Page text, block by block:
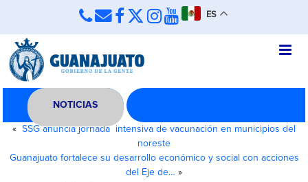
ES
NOTICIAS
« SSG anuncia jornada intensiva de vacunación en municipios del
noreste
Guanajuato fortalece su desarrollo económico y social con acciones
del Eje de… »